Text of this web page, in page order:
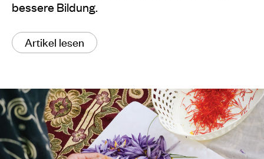
bessere Bildung.
Artikel lesen